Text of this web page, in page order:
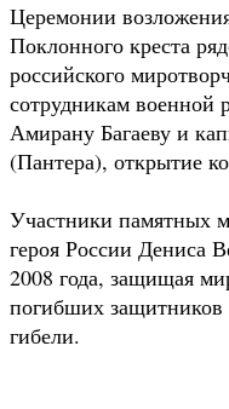
Церемонии
Поклонного креста
российского
сотрудникам
Амирану Багаеву и
(Пантера), открытие
Участники памятных
героя России Дениса
2008 года, защищая
погибших
гибели.